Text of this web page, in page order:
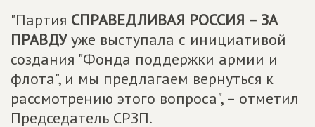
"Партия СПРАВЕДЛИВАЯ РОССИЯ – ЗА
ПРАВДУуже выступала с инициативой
создания "Фонда поддержки армии и
флота", и мы предлагаем вернуться к
рассмотрению этого вопроса", – отметил
Председатель СРЗП.